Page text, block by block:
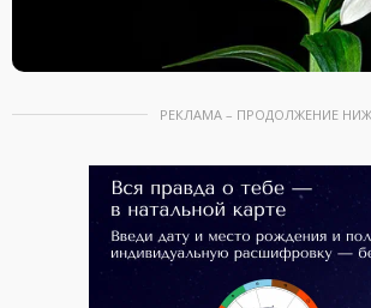
РЕКЛАМА – ПРОДОЛЖЕНИЕ